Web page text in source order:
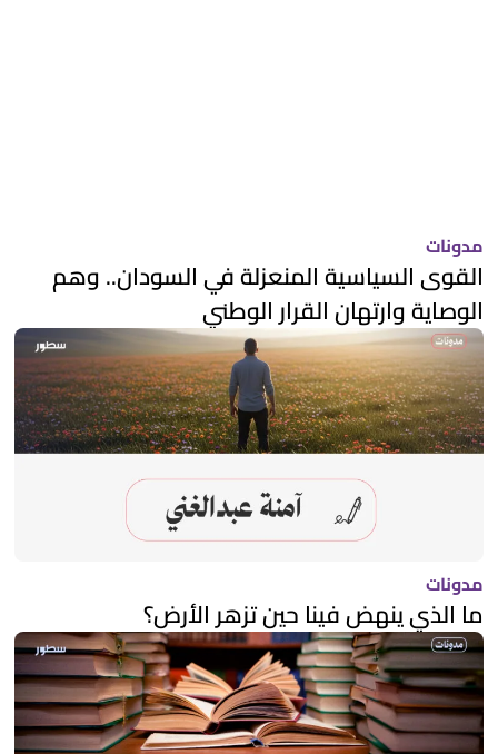
مدونات
القوى السياسية المنعزلة في السودان.. وهم
الوصاية وارتهان القرار الوطني
مدونات
ما الذي ينهض فينا حين تزهر الأرض؟